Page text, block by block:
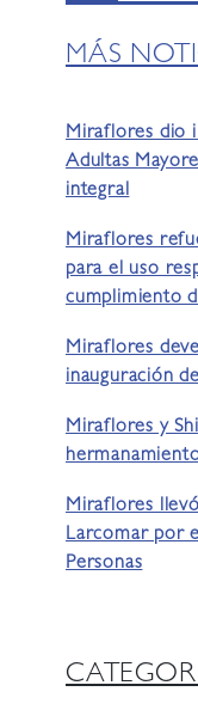
MÁS
Miraflores dio
Adultas
integral
Miraflores
para el uso
cumplimiento
Miraflores
inauguración
Miraflores y
Miraflores
Larcomar por
Personas